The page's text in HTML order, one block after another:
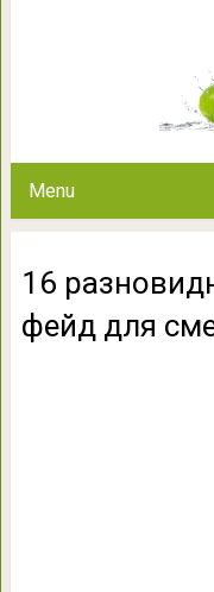
Menu
16
фейд для